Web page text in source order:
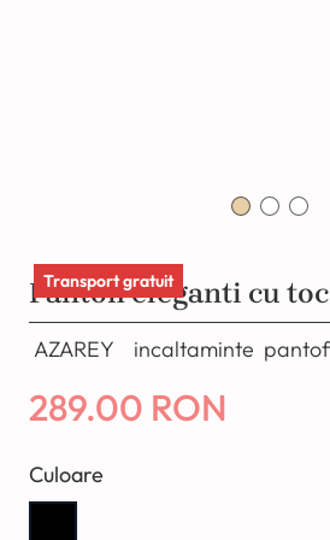
Pantofi eleganti cu
AZAREY incaltaminte
Transport gratuit
289.00 RON
Culoare